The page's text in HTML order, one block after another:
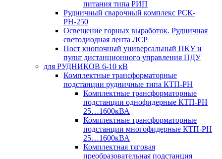
питания типа РИП
Рудничный сварочный комплекс РСК-
РН-250
Освещение горных выработок. Рудничная
светодиодная лента ЛСР
Пост кнопочный универсальный ПКУ и
пульт дистанционного управления ПДУ
для РУДНИКОВ 6-10 кВ
Комплектные трансформаторные
подстанции рудничные типа КТП-РН
Комплектные трансформаторные
подстанции однофидерные КТП-РН
25…1600кВА
Комплектные трансформаторные
подстанции многофидерные КТП-РН
25…1600кВА
Комплектная тяговая
преобразовательная подстанция